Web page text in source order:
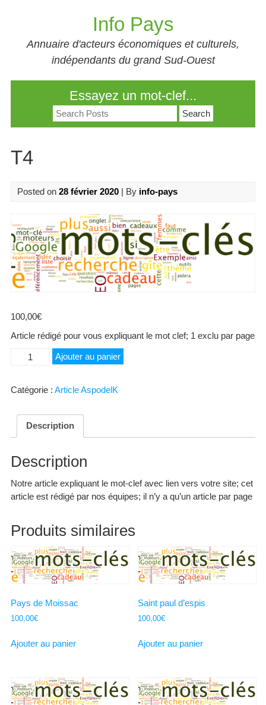
Info Pays
Annuaire d'acteurs économiques et culturels,
indépendants du grand Sud-Ouest
Essayez un mot-clef...
Search
for:
T4
Posted on 28 février 2020| By info-pays
100,00€
Article rédigé pour vous expliquant le mot clef; 1 exclu par page
quantité
Ajouter au panier
Catégorie : Article AspodelK
Description
Description
Notre article expliquant le mot-clef avec lien vers votre site; cet
article est rédigé par nos équipes; il n’y a qu’un article par page
Produits similaires
Pays de Moissac
100,00€
Ajouter au panier
Saint paul d’espis
100,00€
Ajouter au panier